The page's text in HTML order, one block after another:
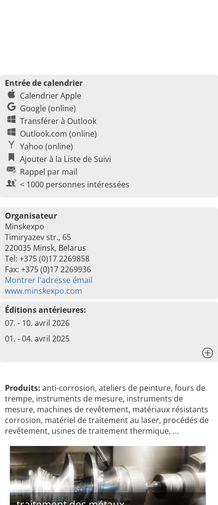
Entrée de calendrier
Calendrier Apple
Google (online)
Transférer à Outlook
Outlook.com (online)
Yahoo (online)
Ajouter à la Liste de Suivi
Rappel par mail
< 1000 personnes intéressées
Organisateur
Minskexpo
Timiryazev str., 65
220035 Minsk, Belarus
Tel: +375 (0)17 2269858
Fax: +375 (0)17 2269936
Montrer l'adresse émail
www.minskexpo.com
Éditions antérieures:
07. - 10. avril 2026
01. - 04. avril 2025
Produits: anti-corrosion, ateliers de peinture, fours de
trempe, instruments de mesure, instruments de
mesure, machines de revêtement, matériaux résistants
corrosion, matériel de traitement au laser, procédés de
revêtement, usines de traitement thermique, …